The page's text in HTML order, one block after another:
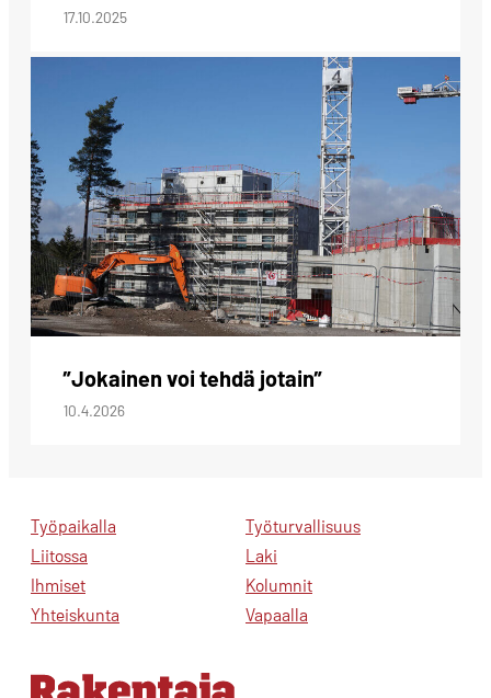
17.10.2025
”Jokainen voi tehdä jotain”
10.4.2026
Työpaikalla
Liitossa
Ihmiset
Yhteiskunta
Työturvallisuus
Laki
Kolumnit
Vapaalla